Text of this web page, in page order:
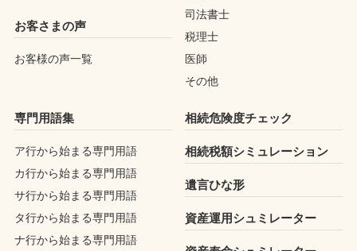
お客さまの声
お客様の声一覧
司法書士
税理士
医師
その他
専門用語集
ア行から始まる専門用語
カ行から始まる専門用語
サ行から始まる専門用語
タ行から始まる専門用語
ナ行から始まる専門用語
相続危険度チェック
相続税額シミュレーション
遺言ひな形
資産運用シュミレーター